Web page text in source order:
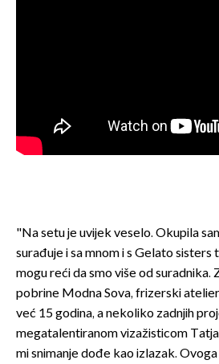
"Na setu je uvijek veselo. Okupila
surađuje i sa mnom i s Gelato
mogu reći da smo više od suradnika.
pobrine Modna Sova, frizerski
već 15 godina, a nekoliko zadnjih
megatalentiranom vizažisticom
mi snimanje dođe kao izlazak.